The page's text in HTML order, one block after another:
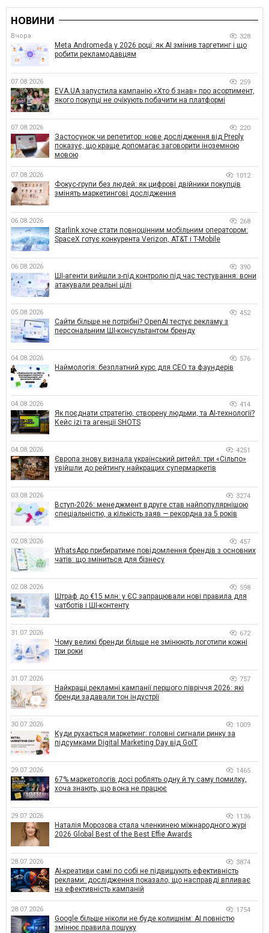
НОВИНИ
Вчора 328
Meta Andromeda у 2026 році: як AI змінив таргетинг і що
робити рекламодавцям
07.08.2026 259
EVA.UA запустила кампанію «Хто б знав» про асортимент,
якого покупці не очікують побачити на платформі
07.08.2026 220
Застосунок чи репетитор: нове дослідження від Preply
показує, що краще допомагає заговорити іноземною
мовою
07.08.2026 1012
Фокус-групи без людей: як цифрові двійники покупців
змінять маркетингові дослідження
06.08.2026 268
Starlink хоче стати повноцінним мобільним оператором:
SpaceX готує конкурента Verizon, AT&T і T-Mobile
06.08.2026 390
ШІ-агенти вийшли з-під контролю під час тестування: вони
атакували реальні цілі
05.08.2026 452
Сайти більше не потрібні? OpenAI тестує рекламу з
персональним ШІ-консультантом бренду
04.08.2026 576
Наймологія: безплатний курс для CEO та фаундерів
04.08.2026 414
Як поєднати стратегію, створену людьми, та AI-технології?
Кейс izi та агенції SHOTS
04.08.2026 4251
Європа знову визнала український ритейл: три «Сільпо»
увійшли до рейтингу найкращих супермаркетів
03.08.2026 3274
Вступ-2026: менеджмент вдруге став найпопулярнішою
спеціальністю, а кількість заяв — рекордна за 5 років
02.08.2026 457
WhatsApp прибиратиме повідомлення брендів з основних
чатів: що зміниться для бізнесу
02.08.2026 598
Штраф до €15 млн: у ЄС запрацювали нові правила для
чатботів і ШІ-контенту
31.07.2026 672
Чому великі бренди більше не змінюють логотипи кожні
три роки
31.07.2026 757
Найкращі рекламні кампанії першого півріччя 2026: які
бренди задавали тон індустрії
30.07.2026 1009
Куди рухається маркетинг: головні сигнали ринку за
підсумками Digital Marketing Day від GoIT
29.07.2026 1465
67% маркетологів досі роблять одну й ту саму помилку,
хоча знають, що вона не працює
29.07.2026 1136
Наталія Морозова стала членкинею міжнародного журі
2026 Global Best of the Best Effie Awards
28.07.2026 3874
AI-креативи самі по собі не підвищують ефективність
реклами: дослідження показало, що насправді впливає
на ефективність кампаній
28.07.2026 1754
Google більше ніколи не буде колишнім: AI повністю
змінює правила пошуку